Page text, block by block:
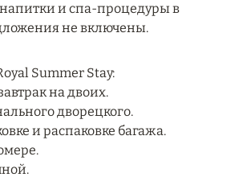
LES NEIGES
и спа-процедуры в
не включены.
Summer Stay:
на двоих.
дворецкого.
и распаковке багажа.